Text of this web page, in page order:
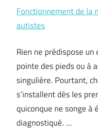
Fonctionnement de la
autistes
Rien ne prédispose
pointe des pieds ou à
singulière. Pourtant,
s’installent dès les
quiconque ne songe
diagnostiqué. …